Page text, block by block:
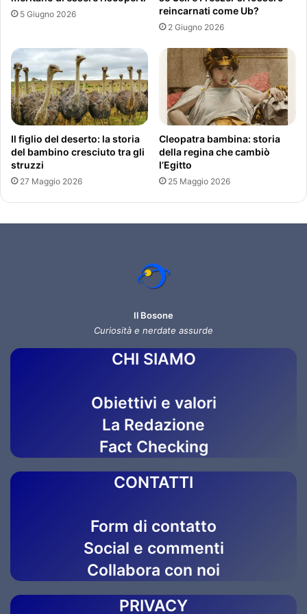
5 Giugno 2026
reincarnati come Ub?
2 Giugno 2026
Il figlio del deserto: la storia
del bambino cresciuto tra gli
struzzi
27 Maggio 2026
Cleopatra bambina: storia
della regina che cambiò
l’Egitto
25 Maggio 2026
Il Bosone
Curiosità e nerdate assurde
CHI SIAMO
Obiettivi e valori
La Redazione
Fact Checking
CONTATTI
Form di contatto
Social e commenti
Collabora con noi
PRIVACY